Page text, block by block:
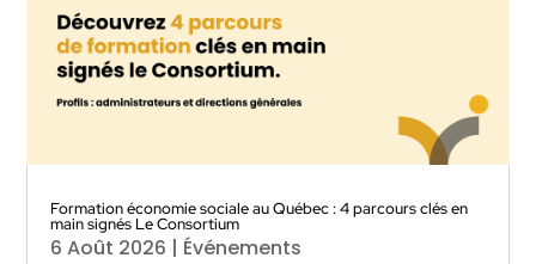
Formation économie sociale au Québec : 4 parcours clés en
main signés Le Consortium
6 Août 2026 | Événements